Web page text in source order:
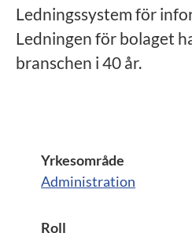
Ledningssystem för
Ledningen för bolaget
branschen i 40 år.
Yrkesområde
Administration
Roll